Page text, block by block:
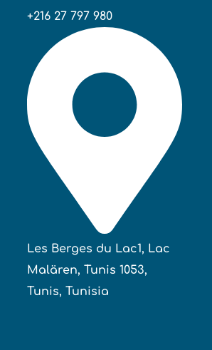
+216 27 797 980
Les Berges du Lac1, Lac
Malären, Tunis 1053,
Tunis, Tunisia